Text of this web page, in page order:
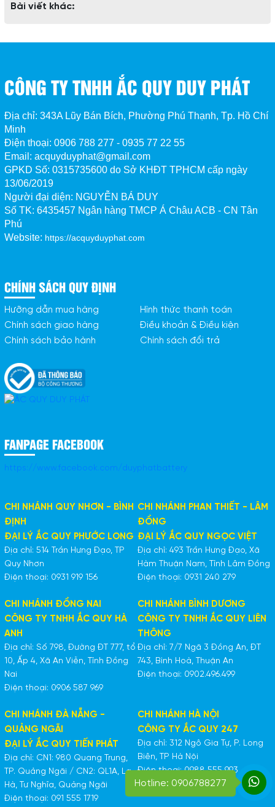
Bài viết khác:
CÔNG TY TNHH ẮC QUY DUY PHÁT
Địa chỉ: 343A Lũy Bán Bích, Phường Phú Thạnh, Tp. Hồ Chí
Minh
Điện thoại: 0906 788 277 - 0935 77 22 55
Email: acquyduyphat@gmail.com
GPKD Số: 0315735600 do Sở KHĐT TPHCM cấp ngày
13/06/2019
Người đại diện: NGUYỄN BÁ DUY
Số TK: 6435457 Ngân hàng TMCP Á Châu ACB - CN Tân
Phú
Website: https://acquyduyphat.com
CHÍNH SÁCH QUY ĐỊNH
Hưỡng dẫn mua hàng
Hình thức thanh toán
Chính sách giao hàng
Điều khoản & Điều kiện
Chính sách bảo hành
Chính sách đổi trả
FANPAGE FACEBOOK
https://www.facebook.com/duyphatbattery
CHI NHÁNH QUY NHƠN - BÌNH
ĐỊNH
ĐẠI LÝ ẮC QUY PHƯỚC LONG
Địa chỉ: 514 Trần Hưng Đạo, TP
Quy Nhơn
Điện thoại: 0931 919 156
CHI NHÁNH PHAN THIẾT - LÂM
ĐỒNG
ĐẠI LÝ ẮC QUY NGỌC VIỆT
Địa chỉ: 493 Trần Hưng Đạo, Xã
Hàm Thuận Nam, Tỉnh Lâm Đồng
Điện thoại: 0931 240 279
CHI NHÁNH ĐỒNG NAI
CÔNG TY TNHH ẮC QUY HÀ
ANH
Địa chỉ: Số 798, Đường ĐT 777, tổ
10, Ấp 4, Xã An Viễn, Tỉnh Đồng
Nai
Điện thoại: 0906 587 969
CHI NHÁNH BÌNH DƯƠNG
CÔNG TY TNHH ẮC QUY LIÊN
THÔNG
Địa chỉ: 7/7 Ngã 3 Đồng An, ĐT
743, Bình Hoà, Thuận An
Điện thoại: 0902.496.499
CHI NHÁNH ĐÀ NẴNG -
QUẢNG NGÃI
ĐẠI LÝ ẮC QUY TIẾN PHÁT
Địa chỉ: CN1: 980 Quang Trung,
TP. Quảng Ngãi / CN2: QL1A, La
Hà, Tư Nghĩa, Quảng Ngãi
Điện thoại: 091 555 1719
CHI NHÁNH HÀ NỘI
CÔNG TY ẮC QUY 247
Địa chỉ: 312 Ngô Gia Tự, P. Long
Biên, TP Hà Nội
Điện thoại: 0988 555 993
Hotline: 0906788277